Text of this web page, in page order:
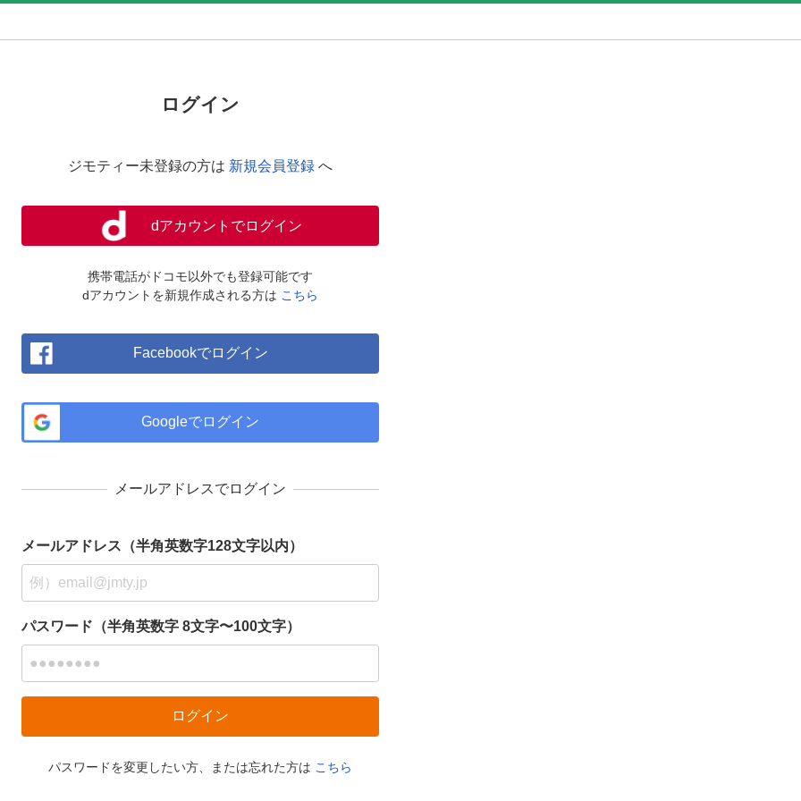
ログイン
ジモティー未登録の方は 新規会員登録 へ
dアカウントでログイン
携帯電話がドコモ以外でも登録可能です
dアカウントを新規作成される方は こちら
Facebookでログイン
Googleでログイン
メールアドレスでログイン
メールアドレス（半角英数字128文字以内）
パスワード（半角英数字 8文字〜100文字）
パスワードを変更したい方、または忘れた方は こちら